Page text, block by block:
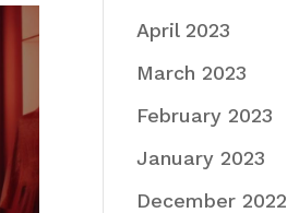
April 2023
March 2023
February 2023
January 2023
December 2022